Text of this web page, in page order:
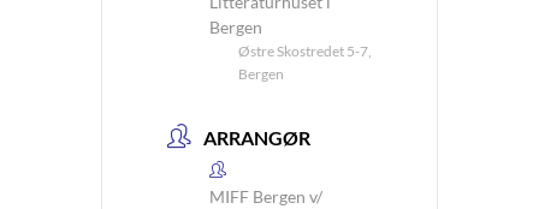
Bergen
Østre Skostredet 5-7,
Bergen
ARRANGØR
MIFF Bergen v/